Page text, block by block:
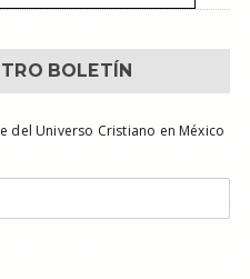
BOLETÍN
del Universo Cristiano en México